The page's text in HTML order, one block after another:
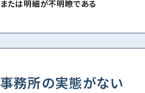
または明細が不明瞭である
事務所の実態がない